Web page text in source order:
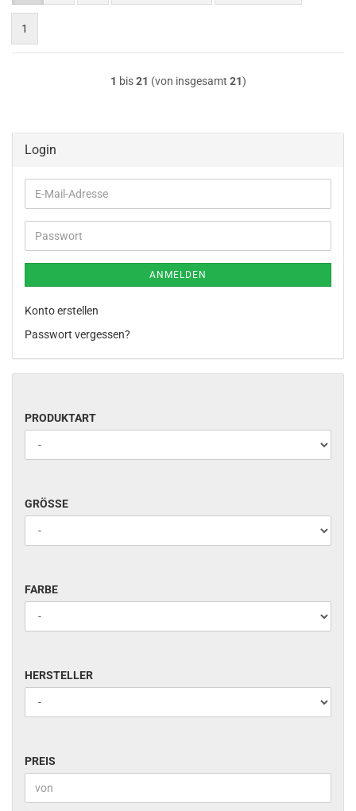
1
1 bis21 (von insgesamt 21)
Login
E-
Mail-
Adresse
Passwort
ANMELDEN
Konto erstellen
Passwort vergessen?
PRODUKTART
PRODUKTART
GRÖSSE
GRÖSSE
FARBE
FARBE
HERSTELLER
HERSTELLER
PREIS
PREIS
Preis bis